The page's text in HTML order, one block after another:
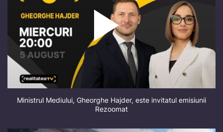
Ministrul Mediului, Gheorghe Hajder, este invitatul emisiunii
Rezoomat